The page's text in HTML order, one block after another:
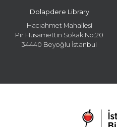
Dolapdere Library
Hacıahmet Mahallesi
Pir Hüsamettin Sokak No:20
34440 Beyoğlu İstanbul